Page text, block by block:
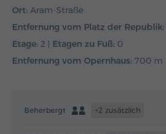
Ort: Aram-Straße
Entfernung vom Platz der Republik:
Etage: 2 | Etagen zu Fuß: 0
Entfernung vom Opernhaus: 700 m
Beherbergt +2 zusätzlich